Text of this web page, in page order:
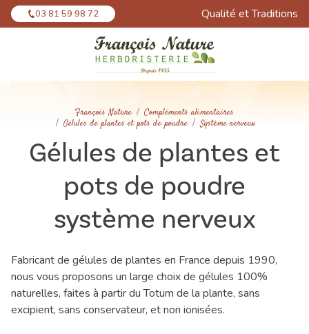
03 81 59 98 72 Qualité et Traditions
François Nature
Compléments alimentaires
Gélules de plantes et pots de poudre
Système nerveux
Gélules de plantes et
pots de poudre
système nerveux
Fabricant de gélules de plantes en France depuis 1990,
nous vous proposons un large choix de gélules 100%
naturelles, faites à partir du Totum de la plante, sans
excipient, sans conservateur, et non ionisées.
Panneau de gestion des cookies